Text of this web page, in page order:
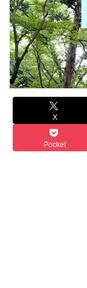
X
Pocket